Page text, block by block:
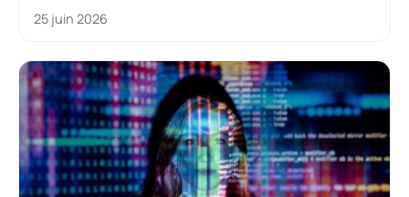
25 juin 2026